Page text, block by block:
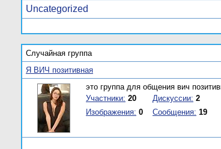
Uncategorized
Случайная группа
Я ВИЧ позитивная
это группа для общения вич
Участники: 20
Изображения: 0
Дискуссии: 2
Сообщения: 19